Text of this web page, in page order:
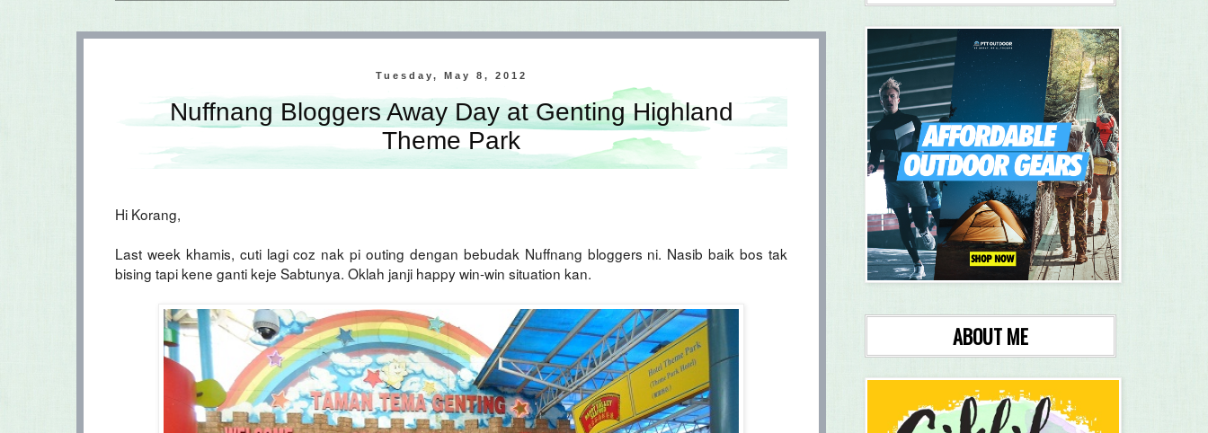
Tuesday, May 8, 2012
Nuffnang Bloggers Away Day at Genting Highland
Theme Park
Hi Korang,
Last week khamis, cuti lagi coz nak pi outing dengan bebudak Nuffnang bloggers ni. Nasib baik bos tak
bising tapi kene ganti keje Sabtunya. Oklah janji happy win-win situation kan.
ABOUT ME